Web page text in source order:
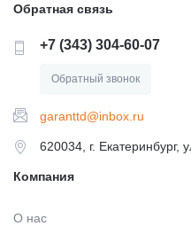
Обратная связь
+7 (343) 304-60-07
Обратный звонок
garanttd@inbox.ru
620034, г. Екатеринбург,
Компания
О нас